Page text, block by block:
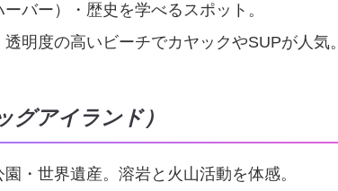
バー）・歴史を学べるスポット。
明度の高いビーチでカヤックやSUPが人気。
グアイランド）
・世界遺産。溶岩と火山活動を体感。